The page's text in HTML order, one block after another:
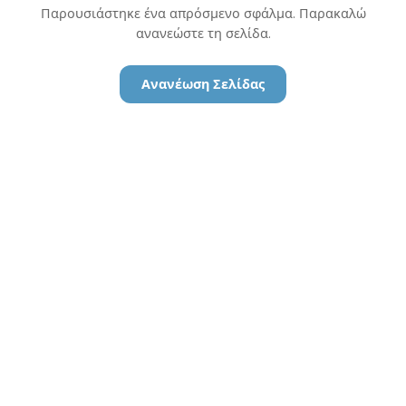
Παρουσιάστηκε ένα απρόσμενο σφάλμα. Παρακαλώ
ανανεώστε τη σελίδα.
Ανανέωση Σελίδας